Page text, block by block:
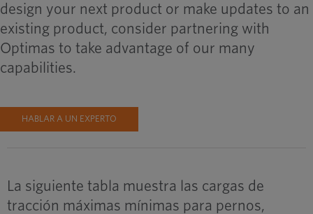
design your next product or make updates to an
existing product, consider partnering with
Optimas to take advantage of our many
capabilities.
HABLAR A UN EXPERTO
La siguiente tabla muestra las cargas de
tracción máximas mínimas para pernos,